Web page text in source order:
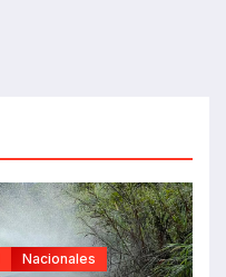
Nacionales